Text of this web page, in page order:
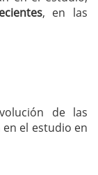
, en las
de las
el estudio en